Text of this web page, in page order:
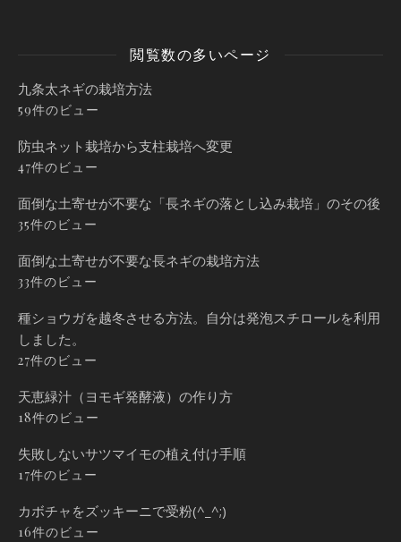
閲覧数の多いページ
九条太ネギの栽培方法
59件のビュー
防虫ネット栽培から支柱栽培へ変更
47件のビュー
面倒な土寄せが不要な「長ネギの落とし込み栽培」のその後
35件のビュー
面倒な土寄せが不要な長ネギの栽培方法
33件のビュー
種ショウガを越冬させる方法。自分は発泡スチロールを利用
しました。
27件のビュー
天恵緑汁（ヨモギ発酵液）の作り方
18件のビュー
失敗しないサツマイモの植え付け手順
17件のビュー
カボチャをズッキーニで受粉(^_^;)
16件のビュー